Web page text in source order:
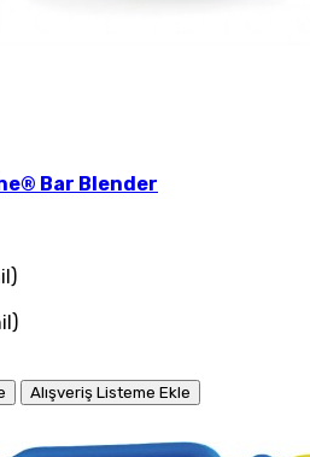
Bar Blender
Alışveriş Listeme Ekle